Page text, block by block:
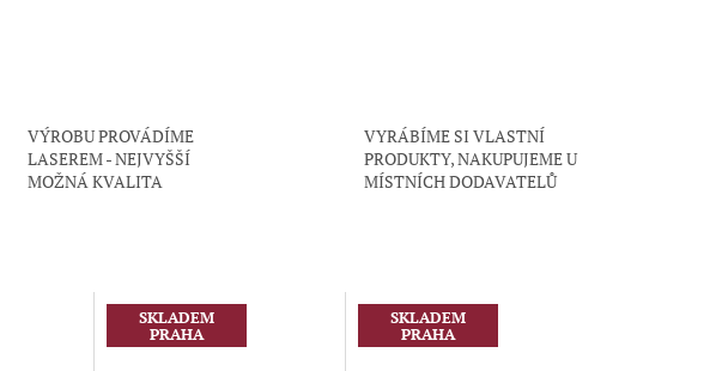
VÝROBU PROVÁDÍME
LASEREM - NEJVYŠŠÍ
MOŽNÁ KVALITA
VYRÁBÍME SI VLASTNÍ
PRODUKTY, NAKUPUJEME U
MÍSTNÍCH DODAVATELŮ
SKLADEM
PRAHA
SKLADEM
PRAHA